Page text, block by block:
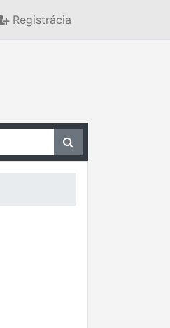
Registrácia